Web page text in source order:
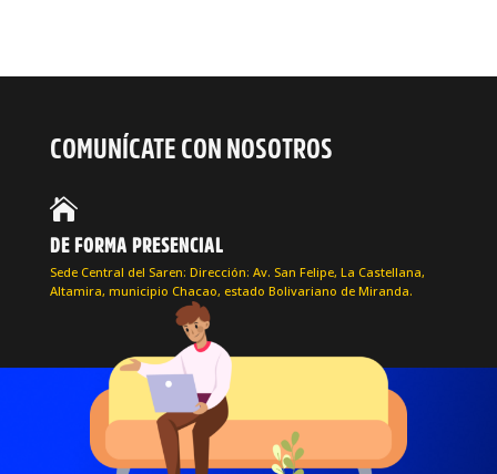
COMUNÍCATE CON NOSOTROS

DE FORMA PRESENCIAL
Sede Central del Saren: Dirección: Av. San Felipe, La Castellana,
Altamira, municipio Chacao, estado Bolivariano de Miranda.